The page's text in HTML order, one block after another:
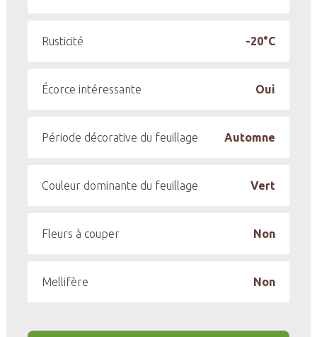
Rusticité -20°C
Écorce intéressante Oui
Période décorative du feuillage Automne
Couleur dominante du feuillage Vert
Fleurs à couper Non
Mellifère Non